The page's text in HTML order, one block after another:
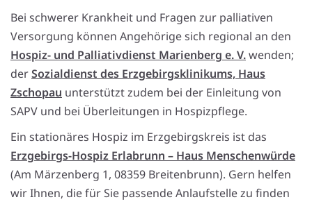
Bei schwerer Krankheit und Fragen zur palliativen
Versorgung können Angehörige sich regional an den
Hospiz- und Palliativdienst Marienberg e. V.wenden;
derSozialdienst des Erzgebirgsklinikums, Haus
Zschopau unterstützt zudem bei der Einleitung von
SAPV und bei Überleitungen in Hospizpflege.
Ein stationäres Hospiz im Erzgebirgskreis ist das
Erzgebirgs-Hospiz Erlabrunn – Haus Menschenwürde
(Am Märzenberg 1, 08359 Breitenbrunn). Gern helfen
wir Ihnen, die für Sie passende Anlaufstelle zu finden